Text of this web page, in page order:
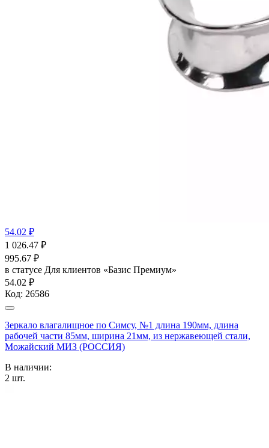
54.02 ₽
1 026.47 ₽
995.67 ₽
в статусе Для клиентов «Базис Премиум»
54.02 ₽
Код: 26586
Зеркало влагалищное по Симсу, №1 длина 190мм, длина
рабочей части 85мм, ширина 21мм, из нержавеющей стали,
Можайский МИЗ (РОССИЯ)
В наличии:
2 шт.